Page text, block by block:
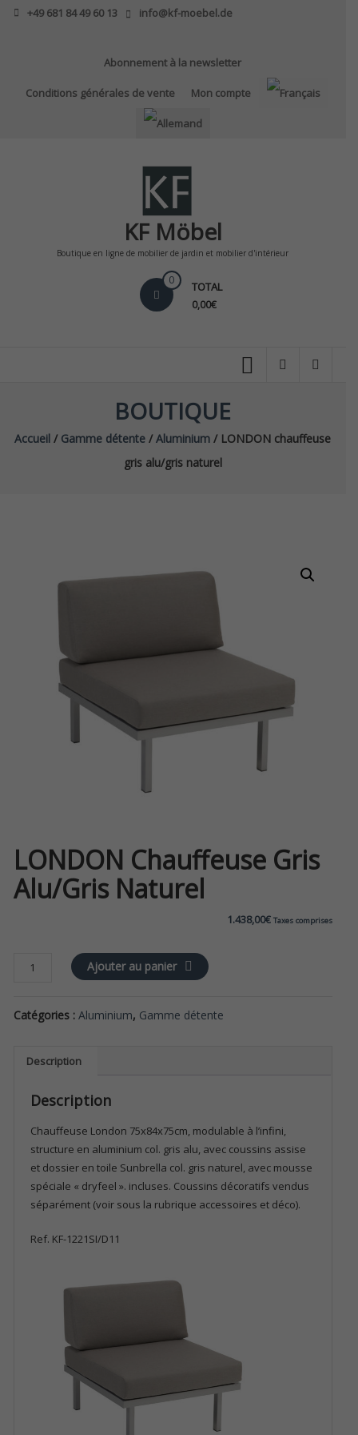
Skip
+49 681 84 49 60 13 info@kf-moebel.de
Abonnement à la newsletter
Conditions générales de vente Mon compte
KF Möbel
Boutique en ligne de mobilier de jardin et mobilier d'intérieur
0 TOTAL
0,00€
BOUTIQUE
Accueil / Gamme détente /Aluminium / LONDON chauffeuse
gris alu/gris naturel
LONDON Chauffeuse Gris
Alu/gris Naturel
1.438,00€ Taxes comprises
quantité
chauffeuse
Ajouter au panier
Catégories :Aluminium, Gamme détente
Description
Description
Chauffeuse London 75x84x75cm, modulable à l’infini,
structure en aluminium col. gris alu, avec coussins assise
et dossier en toile Sunbrella col. gris naturel, avec mousse
spéciale « dryfeel ». incluses. Coussins décoratifs vendus
séparément (voir sous la rubrique accessoires et déco).
Ref. KF-1221SI/D11